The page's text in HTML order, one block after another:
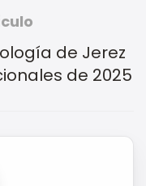
de Jerez
de 2025